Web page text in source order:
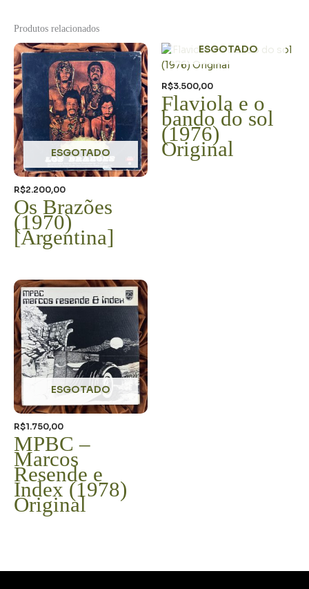
Produtos relacionados
ESGOTADO
R$2.200,00
Os Brazões
(1970)
[Argentina]
ESGOTADO
R$3.500,00
Flaviola e o
bando do sol
(1976)
Original
ESGOTADO
R$1.750,00
MPBC –
Marcos
Resende e
Index (1978)
Original